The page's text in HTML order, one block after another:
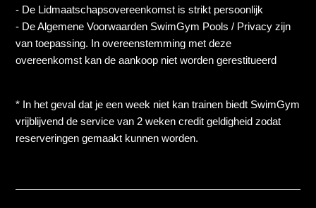
- De Lidmaatschapsovereenkomst is strikt persoonlijk
- De Algemene Voorwaarden SwimGym Pools / Privacy zijn
van toepassing. In overeenstemming met deze
overeenkomst kan de aankoop niet worden gerestitueerd
* In het geval dat je een week niet kan trainen biedt SwimGym
vrijblijvend de service van 2 weken credit geldigheid zodat
reserveringen gemaakt kunnen worden.